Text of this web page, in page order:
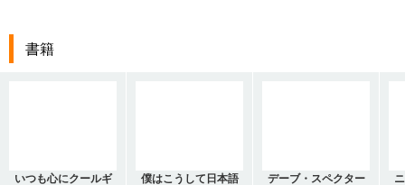
書籍
いつも心にクールギ
僕はこうして日本語
デーブ・スペクター